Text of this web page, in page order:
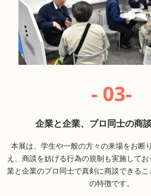
- 03-
企業と企業、プロ同士の商
本展は、学生や一般の方々の来場をお断
え、商談を妨げる行為の規制も実施して
業と企業のプロ同士で真剣に商談できる
の特徴です。